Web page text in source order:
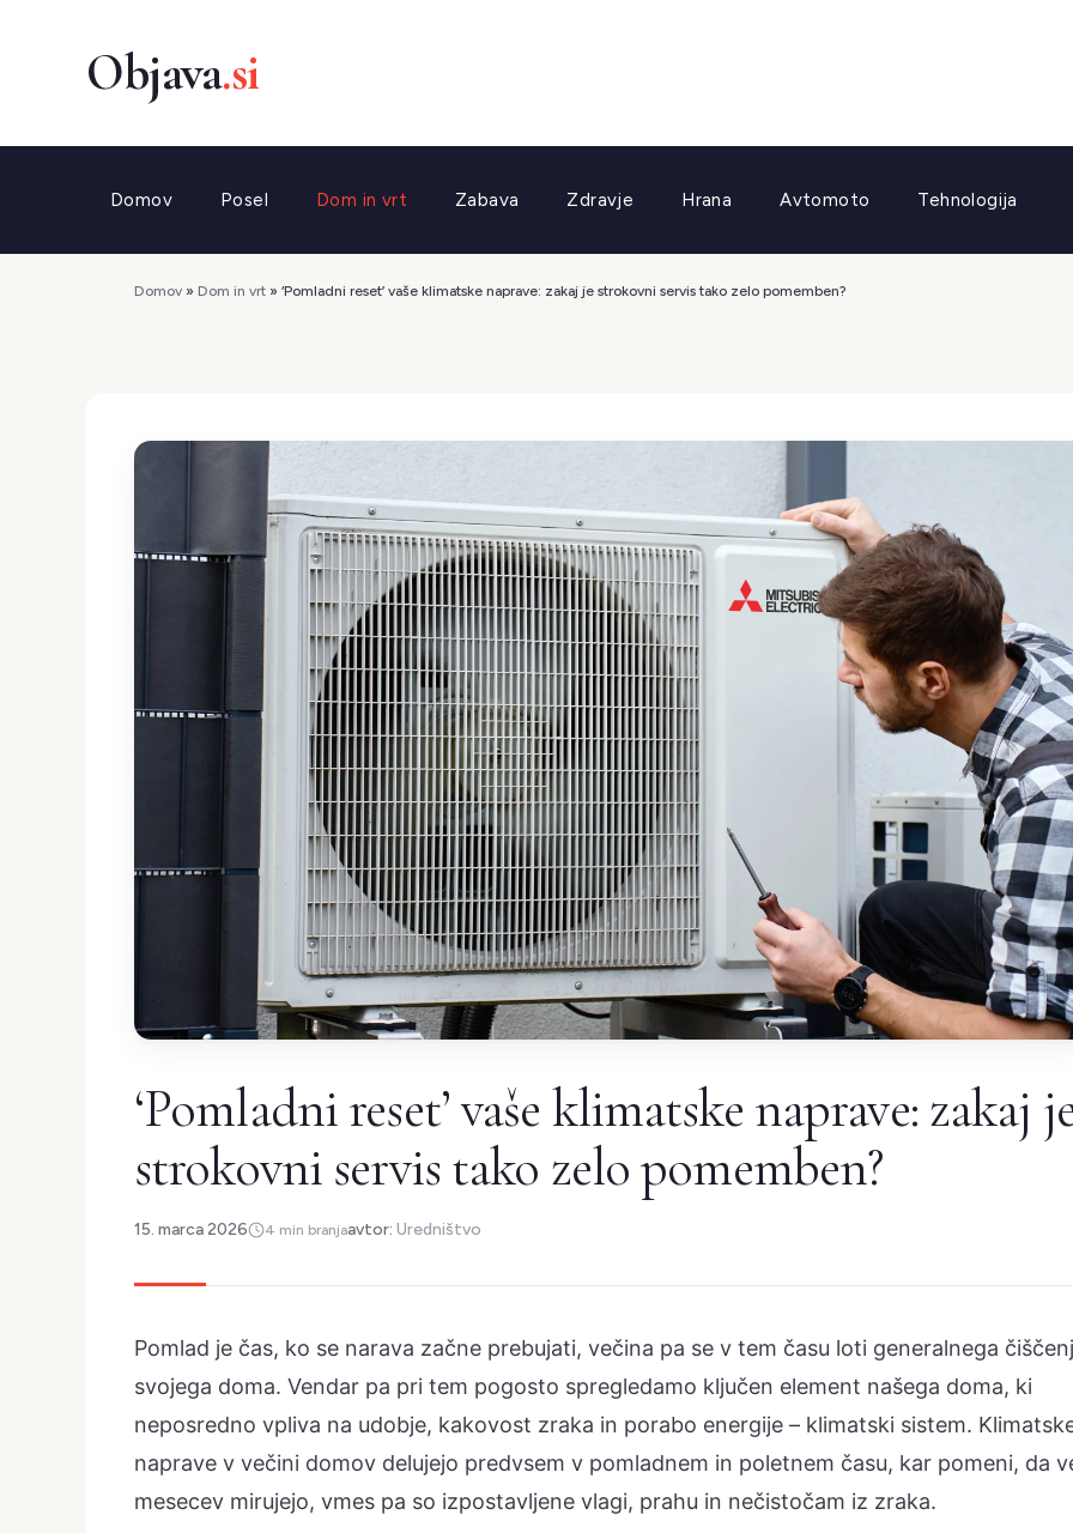
Domov Posel Dom in vrt Zabava Zdravje Hrana Avtomoto Tehnologija
Domov » Dom in vrt » ‘Pomladni reset’ vaše klimatske naprave: zakaj je strokovni servis tako zelo pomemben?
‘Pomladni reset’ vaše klimatske naprave: zakaj
strokovni servis tako zelo pomemben?
15. marca 2026 4 min branjaavtor: Uredništvo
Pomlad je čas, ko se narava začne prebujati, večina pa se v tem času loti generalnega
svojega doma. Vendar pa pri tem pogosto spregledamo ključen element našega doma, ki
neposredno vpliva na udobje, kakovost zraka in porabo energije – klimatski sistem.
naprave v večini domov delujejo predvsem v pomladnem in poletnem času, kar pomeni, da
mesecev mirujejo, vmes pa so izpostavljene vlagi, prahu in nečistočam iz zraka.